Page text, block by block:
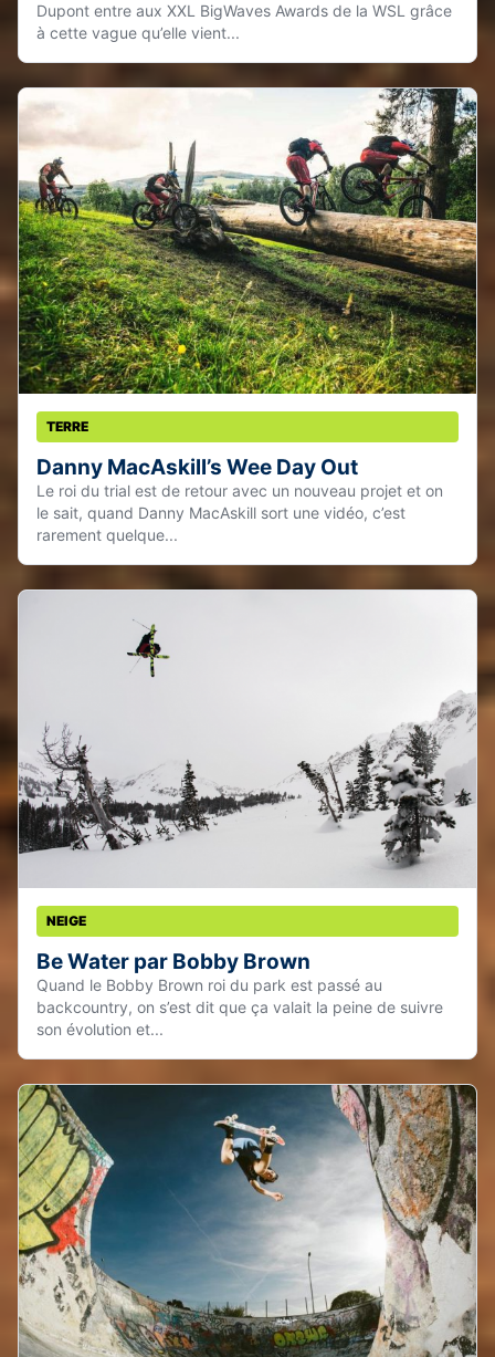
Dupont entre aux XXL BigWaves Awards de la WSL grâce
à cette vague qu’elle vient...
TERRE
Danny MacAskill’s Wee Day Out
Le roi du trial est de retour avec un nouveau projet et on
le sait, quand Danny MacAskill sort une vidéo, c’est
rarement quelque...
NEIGE
Be Water par Bobby Brown
Quand le Bobby Brown roi du park est passé au
backcountry, on s’est dit que ça valait la peine de suivre
son évolution et...